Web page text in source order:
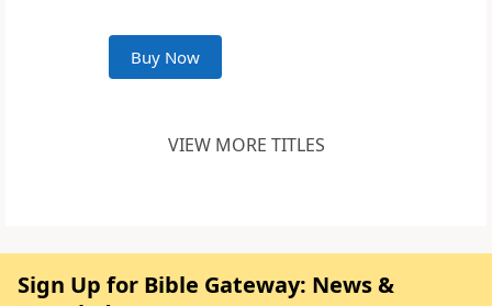
Buy Now
VIEW MORE TITLES
Sign Up for Bible Gateway: News &